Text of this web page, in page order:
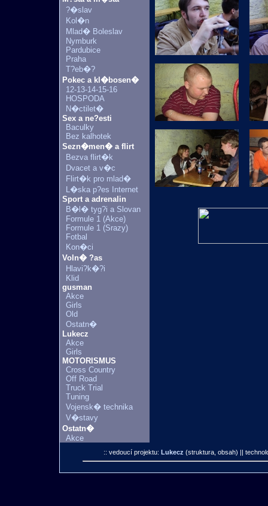
?�slav
Kol�n
Mlad� Boleslav
Nymburk
Pardubice
Praha
T?eb�?
Pokec a kl�bosen�
12-13-14-15-16
HOSPODA
N�ctilet�
Sex a ne?esti
Baculky
Bez kalhotek
Sezn�men� a flirt
Bezva flirt�k
Dvacet a v�c
Flirt�k pro mlad�
L�ska p?es Internet
Sport a adrenalin
B�l� tyg?i a Slovan
Formule 1 (Akce)
Formule 1 (Srazy)
Fotbal
Kon�ci
Voln� ?as
Hlavi?k�?i
Klid
gusman
Akce
Girls
Old
Ostatn�
Lukecz
Akce
Girls
MOTORISMUS
Cross Country
Off Road
Truck Trial
Tuning
Vojensk� technika
V�stavy
Ostatn�
Akce
:: vedoucí projektu: Lukecz (struktura, obsah) ||